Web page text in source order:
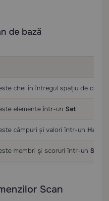
de bază
chei în întregul spațiu de chei
elemente într-un Set
câmpuri și valori într-un Hash
membri și scoruri într-un
Scan